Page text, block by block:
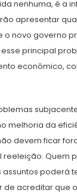
nenhuma, é a
apresentar
o novo governo
principal
econômico,
melhoria da
devem ficar
Quem
poderá
acreditar que